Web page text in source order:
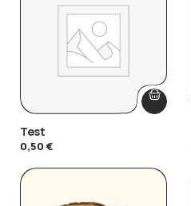
Test
0,50 €